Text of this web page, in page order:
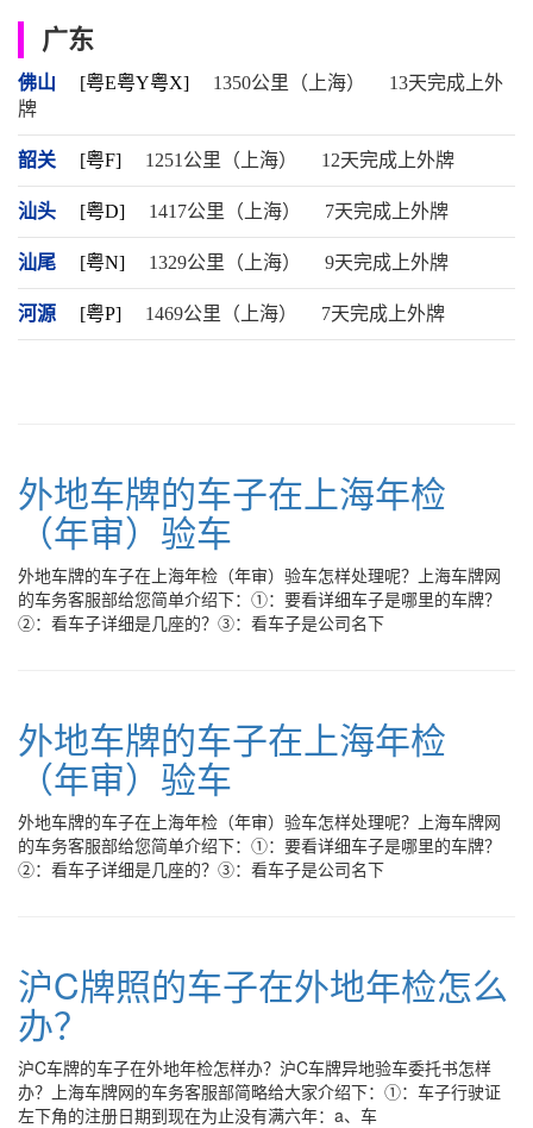
广东
佛山 [粤E粤Y粤X] 1350公里（上海）
13天完成上外
牌
韶关 [粤F] 1251公里（上海） 12天完成上外牌
汕头 [粤D] 1417公里（上海） 7天完成上外牌
汕尾 [粤N] 1329公里（上海） 9天完成上外牌
河源 [粤P] 1469公里（上海） 7天完成上外牌
外地车牌的车子在上海年检
（年审）验车
外地车牌的车子在上海年检（年审）验车怎样处理呢？上海车牌网
的车务客服部给您简单介绍下：①：要看详细车子是哪里的车牌？
②：看车子详细是几座的？③：看车子是公司名下
外地车牌的车子在上海年检
（年审）验车
外地车牌的车子在上海年检（年审）验车怎样处理呢？上海车牌网
的车务客服部给您简单介绍下：①：要看详细车子是哪里的车牌？
②：看车子详细是几座的？③：看车子是公司名下
沪C牌照的车子在外地年检怎么
办？
沪C车牌的车子在外地年检怎样办？沪C车牌异地验车委托书怎样
办？上海车牌网的车务客服部简略给大家介绍下：①：车子行驶证
左下角的注册日期到现在为止没有满六年：a、车